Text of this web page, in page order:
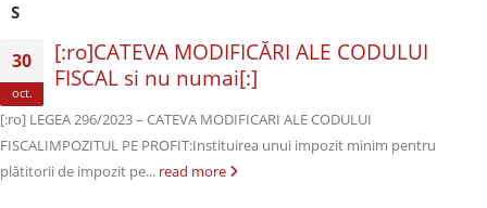
S
30
oct.
[:ro]CATEVA MODIFICĂRI ALE CODULUI
FISCAL si nu numai[:]
[:ro] LEGEA 296/2023 – CATEVA MODIFICARI ALE CODULUI
FISCALIMPOZITUL PE PROFIT:Instituirea unui impozit minim pentru
plătitorii de impozit pe... read more